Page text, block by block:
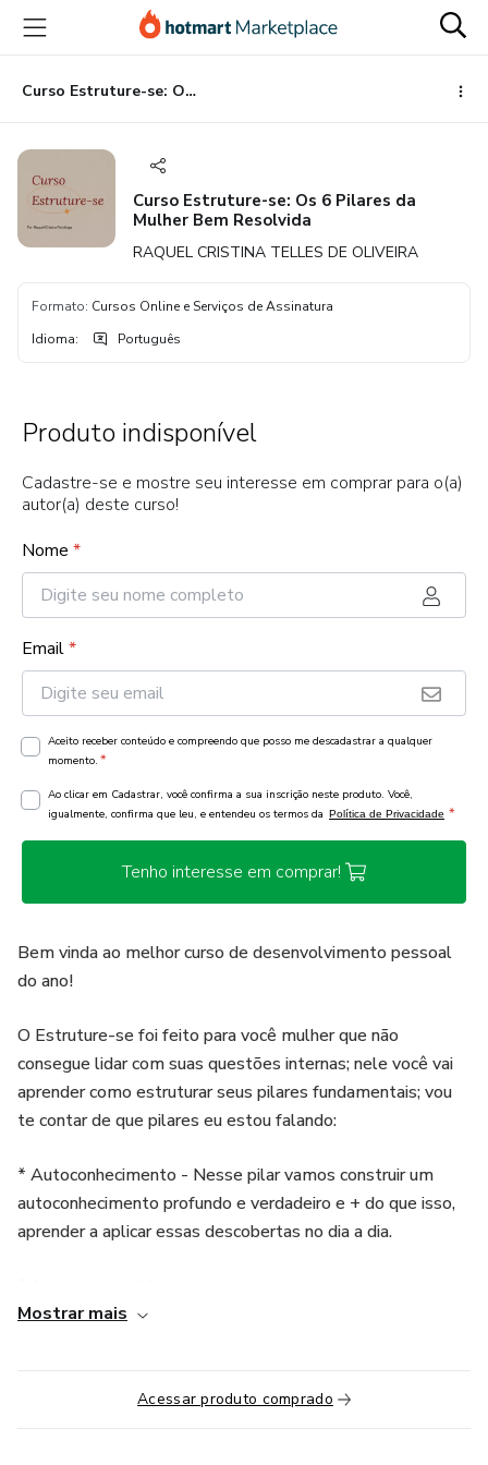
para
conteúdo
principal
para
pagamento
para
rodapé
Curso Estruture-se: Os 6 Pilares da Mulher Bem Resolvida
Curso Estruture-se: Os 6 Pilares da
Mulher Bem Resolvida
RAQUEL CRISTINA TELLES DE OLIVEIRA
Formato: Cursos Online e Serviços de Assinatura
Idioma: Português
Produto indisponível
Cadastre-se e mostre seu interesse em comprar para o(a)
autor(a) deste curso!
Nome *
Email*
Aceito receber conteúdo e compreendo que posso me descadastrar a qualquer
momento. *
Ao clicar em Cadastrar, você confirma a sua inscrição neste produto. Você,
igualmente, confirma que leu, e entendeu os termos da Política de Privacidade *
Tenho interesse em comprar!
Bem vinda ao melhor curso de desenvolvimento pessoal
do ano!
O Estruture-se foi feito para você mulher que não
consegue lidar com suas questões internas; nele você vai
aprender como estruturar seus pilares fundamentais; vou
te contar de que pilares eu estou falando:
* Autoconhecimento - Nesse pilar vamos construir um
autoconhecimento profundo e verdadeiro e + do que isso,
aprender a aplicar essas descobertas no dia a dia.
sentimentos e atitudes em relação ao próprio valor, a ideia
* Autocuidado - Bora desconstruir essa ideia de
autocuidado romantizado que na verdade vira uma lista de
Mostrar mais
Acessar produto comprado